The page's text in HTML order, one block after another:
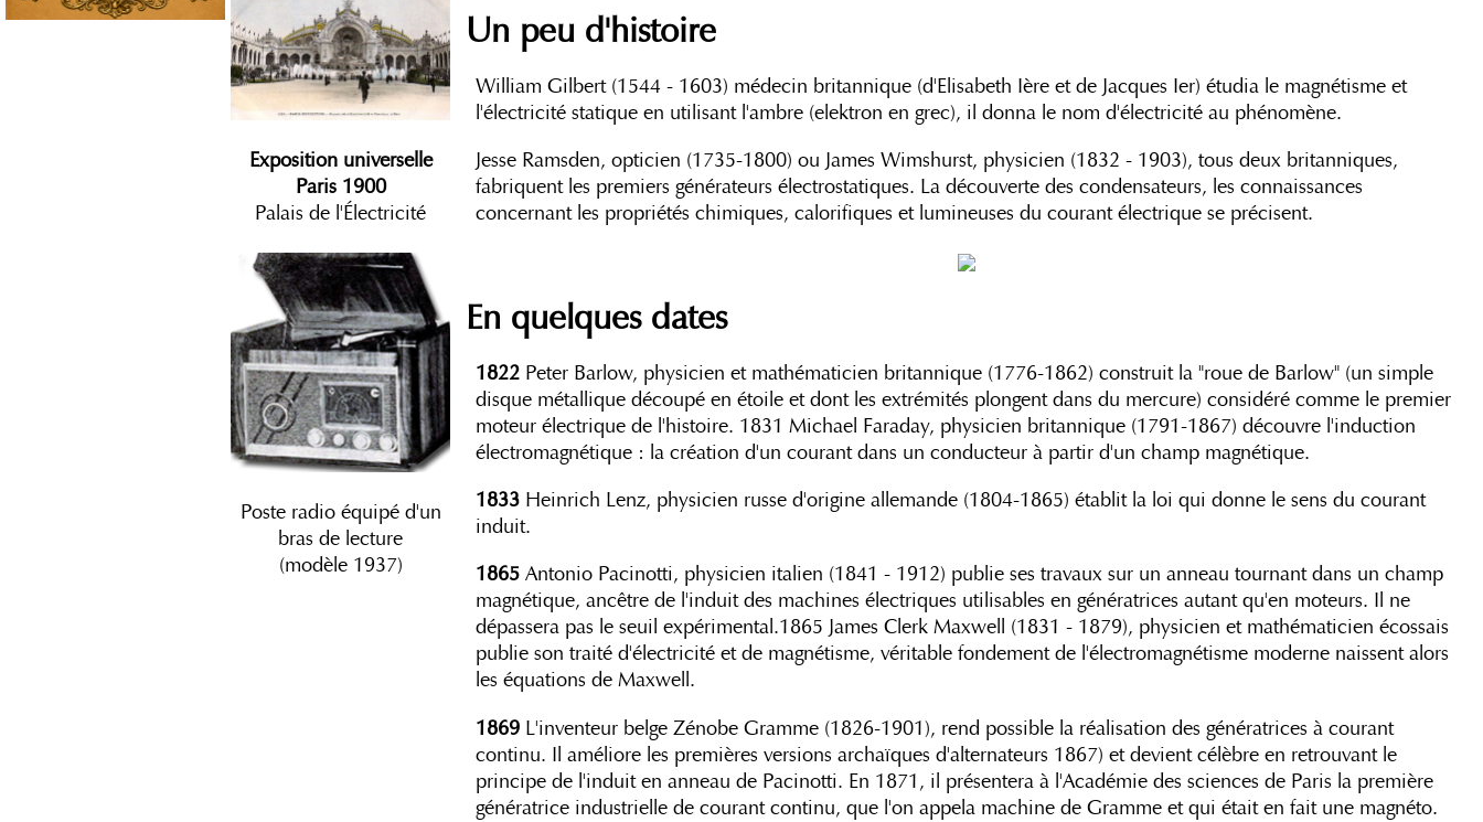
Exposition universelle
Paris 1900
Palais de l'Électricité
Poste radio équipé d'un
bras de lecture
(modèle 1937)
Un peu d'histoire
William Gilbert (1544 - 1603) médecin britannique (d'Elisabeth Ière et de Jacques Ier) étudia le magnétisme et
l'électricité statique en utilisant l'ambre (elektron en grec), il donna le nom d'électricité au phénomène.
Jesse Ramsden, opticien (1735-1800) ou James Wimshurst, physicien (1832 - 1903), tous deux britanniques,
fabriquent les premiers générateurs électrostatiques. La découverte des condensateurs, les connaissances
concernant les propriétés chimiques, calorifiques et lumineuses du courant électrique se précisent.
En quelques dates
1822 Peter Barlow, physicien et mathématicien britannique (1776-1862) construit la "roue de Barlow" (un simple
disque métallique découpé en étoile et dont les extrémités plongent dans du mercure) considéré comme le premier
moteur électrique de l'histoire. 1831 Michael Faraday, physicien britannique (1791-1867) découvre l'induction
électromagnétique : la création d'un courant dans un conducteur à partir d'un champ magnétique.
1833 Heinrich Lenz, physicien russe d'origine allemande (1804-1865) établit la loi qui donne le sens du courant
induit.
1865 Antonio Pacinotti, physicien italien (1841 - 1912) publie ses travaux sur un anneau tournant dans un champ
magnétique, ancêtre de l'induit des machines électriques utilisables en génératrices autant qu'en moteurs. Il ne
dépassera pas le seuil expérimental.1865 James Clerk Maxwell (1831 - 1879), physicien et mathématicien écossais
publie son traité d'électricité et de magnétisme, véritable fondement de l'électromagnétisme moderne naissent alors
les équations de Maxwell.
1869 L'inventeur belge Zénobe Gramme (1826-1901), rend possible la réalisation des génératrices à courant
continu. Il améliore les premières versions archaïques d'alternateurs 1867) et devient célèbre en retrouvant le
principe de l'induit en anneau de Pacinotti. En 1871, il présentera à l'Académie des sciences de Paris la première
génératrice industrielle de courant continu, que l'on appela machine de Gramme et qui était en fait une magnéto.